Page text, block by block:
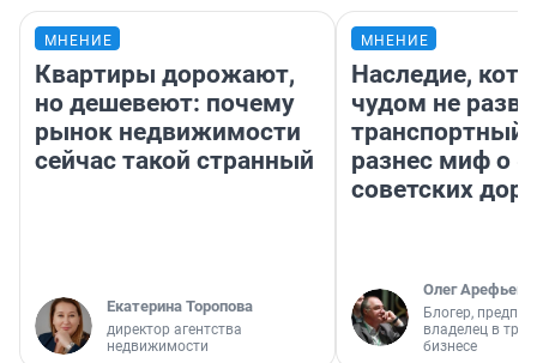
МНЕНИЕ
Квартиры дорожают,
но дешевеют: почему
рынок недвижимости
сейчас такой странный
Екатерина Торопова
директор агентства
недвижимости
МНЕНИЕ
Наследие,
чудом не
транспортный
разнес миф о
советских
Олег Арефьев
Блогер,
владелец в
бизнесе